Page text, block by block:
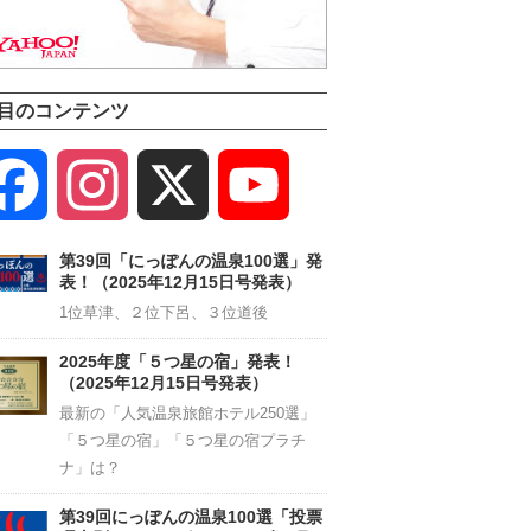
のコンテンツ
Facebook Instagram
Channel
第39回「にっぽんの温泉100選」発
表！（2025年12月15日号発表）
1位草津、２位下呂、３位道後
2025年度「５つ星の宿」発表！
（2025年12月15日号発表）
最新の「人気温泉旅館ホテル250選」
「５つ星の宿」「５つ星の宿プラチ
ナ」は？
第39回にっぽんの温泉100選「投票